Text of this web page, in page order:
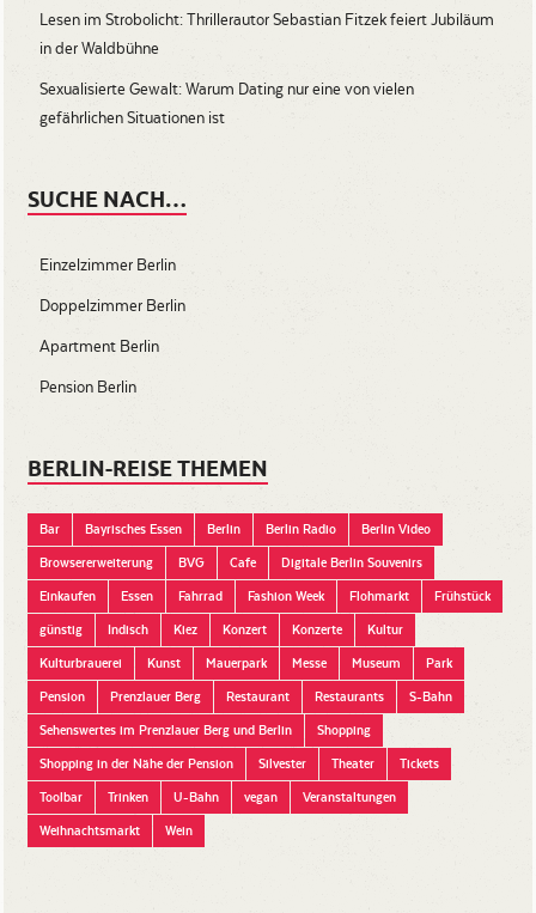
Lesen im Strobolicht: Thrillerautor Sebastian Fitzek feiert Jubiläum
in der Waldbühne
Sexualisierte Gewalt: Warum Dating nur eine von vielen
gefährlichen Situationen ist
SUCHE NACH…
Einzelzimmer Berlin
Doppelzimmer Berlin
Apartment Berlin
Pension Berlin
BERLIN-REISE THEMEN
Bar Bayrisches Essen Berlin Berlin Radio
Berlin Video
Browsererweiterung
BVG Cafe
Digitale Berlin Souvenirs
Einkaufen
Essen Fahrrad Fashion Week Flohmarkt
Frühstück
günstig
Indisch Kiez Konzert Konzerte
Kultur
Kulturbrauerei
Kunst Mauerpark Messe Museum
Park
Pension
Prenzlauer Berg Restaurant Restaurants
S-Bahn
Sehenswertes im Prenzlauer Berg und Berlin
Shopping
Shopping in der Nähe der Pension
Silvester Theater
Tickets
Toolbar
Trinken U-Bahn vegan
Veranstaltungen
Weihnachtsmarkt
Wein